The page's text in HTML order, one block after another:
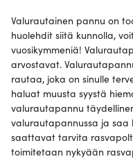
Valurautainen pannu on
huolehdit siitä kunnolla,
vuosikymmeniä!
arvostavat.
rautaa, joka on sinulle
haluat muusta syystä
valurautapannu
valurautapannussa ja
saattavat tarvita
toimitetaan nykyään